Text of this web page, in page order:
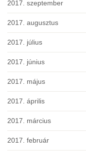
2017. szeptember
2017. augusztus
2017. július
2017. június
2017. május
2017. április
2017. március
2017. február